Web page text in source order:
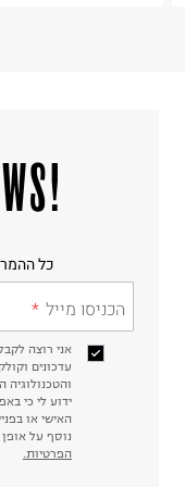
!GET THE NEWS
כל
הכניסו מייל
אני רוצה
עדכונים
ידוע לי כי
נוסף על
הפרטיות.